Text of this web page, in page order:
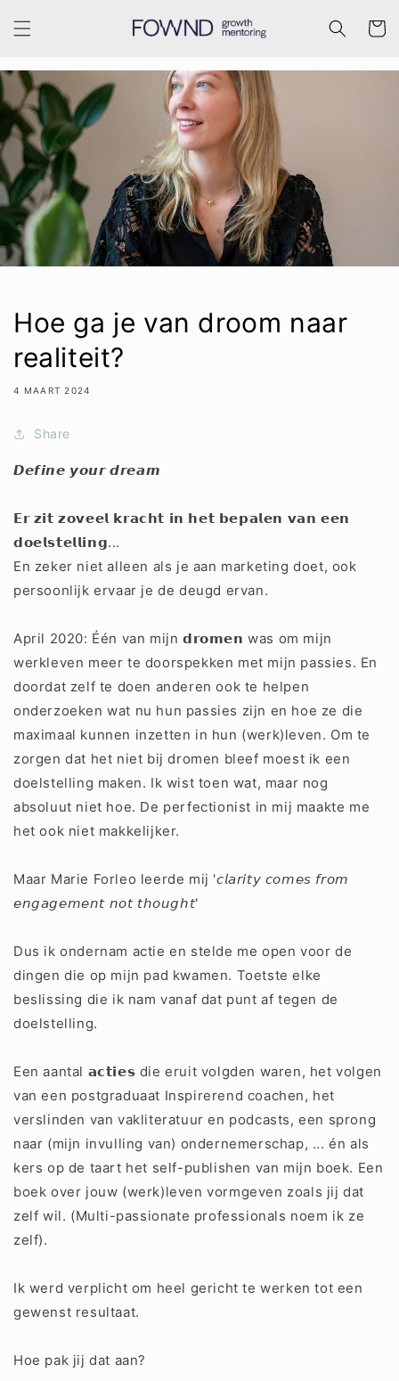
naar de
content
Hoe ga je van droom naar
realiteit?
4 MAART 2024
Share
𝘿𝙚𝙛𝙞𝙣𝙚 𝙮𝙤𝙪𝙧 𝙙𝙧𝙚𝙖𝙢
𝗘𝗿 𝘇𝗶𝘁 𝘇𝗼𝘃𝗲𝗲𝗹 𝗸𝗿𝗮𝗰𝗵𝘁 𝗶𝗻 𝗵𝗲𝘁 𝗯𝗲𝗽𝗮𝗹𝗲𝗻 𝘃𝗮𝗻 𝗲𝗲𝗻
𝗱𝗼𝗲𝗹𝘀𝘁𝗲𝗹𝗹𝗶𝗻𝗴...
En zeker niet alleen als je aan marketing doet, ook
persoonlijk ervaar je de deugd ervan.
April 2020: Één van mijn 𝗱𝗿𝗼𝗺𝗲𝗻 was om mijn
werkleven meer te doorspekken met mijn passies. En
doordat zelf te doen anderen ook te helpen
onderzoeken wat nu hun passies zijn en hoe ze die
maximaal kunnen inzetten in hun (werk)leven. Om te
zorgen dat het niet bij dromen bleef moest ik een
doelstelling maken. Ik wist toen wat, maar nog
absoluut niet hoe. De perfectionist in mij maakte me
het ook niet makkelijker.
Maar Marie Forleo leerde mij '𝘤𝘭𝘢𝘳𝘪𝘵𝘺 𝘤𝘰𝘮𝘦𝘴 𝘧𝘳𝘰𝘮
𝘦𝘯𝘨𝘢𝘨𝘦𝘮𝘦𝘯𝘵 𝘯𝘰𝘵 𝘵𝘩𝘰𝘶𝘨𝘩𝘵'
Dus ik ondernam actie en stelde me open voor de
dingen die op mijn pad kwamen. Toetste elke
beslissing die ik nam vanaf dat punt af tegen de
doelstelling.
Een aantal 𝗮𝗰𝘁𝗶𝗲𝘀 die eruit volgden waren, het volgen
van een postgraduaat Inspirerend coachen, het
verslinden van vakliteratuur en podcasts, een sprong
naar (mijn invulling van) ondernemerschap, ... én als
kers op de taart het self-publishen van mijn boek. Een
boek over jouw (werk)leven vormgeven zoals jij dat
zelf wil. (Multi-passionate professionals noem ik ze
zelf).
Ik werd verplicht om heel gericht te werken tot een
gewenst resultaat.
Hoe pak jij dat aan?